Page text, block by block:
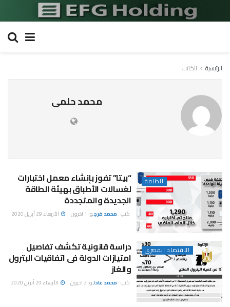
الرئيسية الكاتب
محمد حلمى
الطاقة “بيتا” تفوز بإنشاء معمل اختبارات
لغسالات الأطباق بهيئة الطاقة
الجديدة والمتجددة
كتب : محمد فرجو 1 اخرون الأربعاء 29 أبريل 2020
الاقتصاد المصرى دراسة قانونية تكشف تفاصيل
امتيازات الدولة فى اتفاقيات البترول
والغاز
كتب : محمد عادلو 2 اخرون الأربعاء 29 أبريل 2020